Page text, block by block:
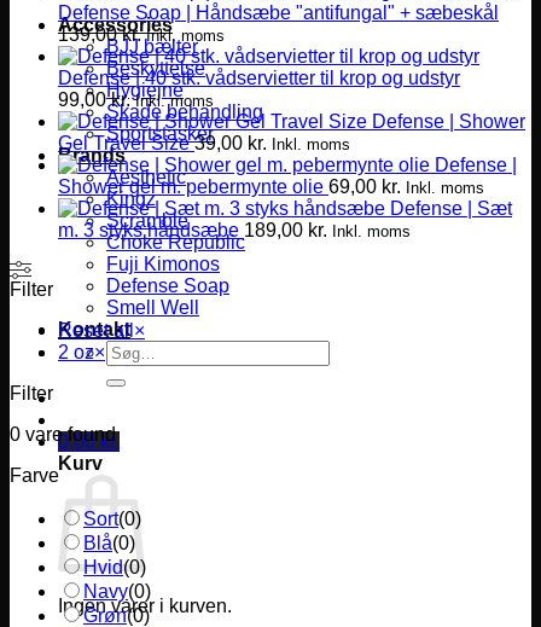
Accessories
BJJ bælter
Beskyttelse
Hygiejne
Skade behandling
Sportstasker
Brands
Aesthetic
Kingz
Scramble
Choke Republic
Fuji Kimonos
Defense Soap
Smell Well
Kontakt
Søg
efter:
0,00 kr.
Kurv
Ingen varer i kurven.
Defense Soap | Håndsæbe "antifungal" + sæbeskål
139,00kr. Inkl. moms
Defense | 40 stk. vådservietter til krop og udstyr
99,00kr. Inkl. moms
Defense | Shower
Gel Travel Size 39,00 kr. Inkl. moms
Defense |
Shower gel m. pebermynte olie 69,00 kr. Inkl. moms
Defense | Sæt
m. 3 styks håndsæbe 189,00 kr. Inkl. moms
Filter
Reset all ×
2 oz×
Filter
0 vare found
Farve
Sort(0)
Blå(0)
Hvid(0)
Navy(0)
Grøn(0)